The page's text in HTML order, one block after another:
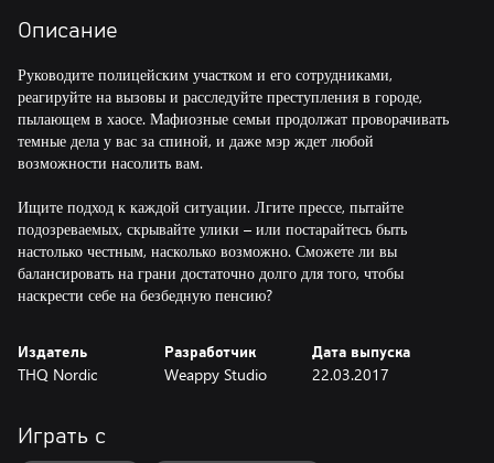
Описание
Руководите полицейским участком и его сотрудниками,
реагируйте на вызовы и расследуйте преступления в городе,
пылающем в хаосе. Мафиозные семьи продолжат проворачивать
темные дела у вас за спиной, и даже мэр ждет любой
возможности насолить вам.
Ищите подход к каждой ситуации. Лгите прессе, пытайте
подозреваемых, скрывайте улики – или постарайтесь быть
настолько честным, насколько возможно. Сможете ли вы
балансировать на грани достаточно долго для того, чтобы
наскрести себе на безбедную пенсию?
Издатель
THQ Nordic
Разработчик
Weappy Studio
Дата выпуска
22.03.2017
Играть с